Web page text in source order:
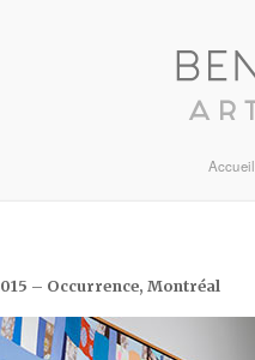
Accueil
– Occurrence, Montréal